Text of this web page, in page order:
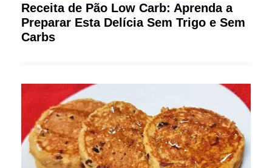
Receita de Pão Low Carb: Aprenda a
Preparar Esta Delícia Sem Trigo e Sem
Carbs